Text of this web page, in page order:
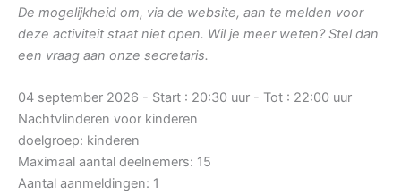
De mogelijkheid om, via de website, aan te melden voor
deze activiteit staat niet open. Wil je meer weten? Stel dan
een vraag aan onze secretaris.
04 september 2026 - Start : 20:30 uur - Tot : 22:00 uur
Nachtvlinderen voor kinderen
doelgroep: kinderen
Maximaal aantal deelnemers: 15
Aantal aanmeldingen: 1